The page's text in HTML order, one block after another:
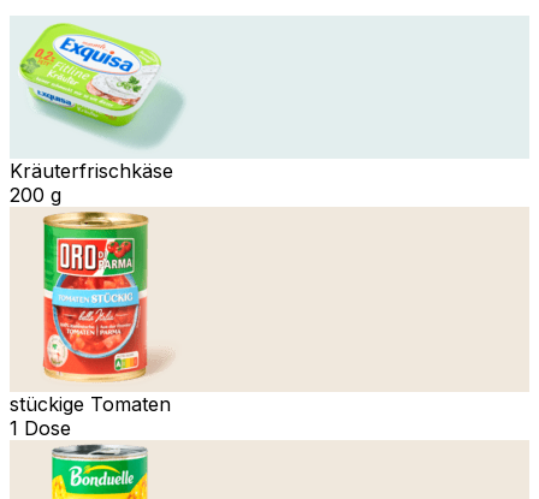
Kräuterfrischkäse
200 g
stückige Tomaten
1 Dose